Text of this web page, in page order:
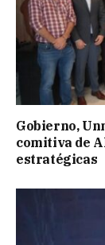
Gobierno,
comitiva de
estratégicas